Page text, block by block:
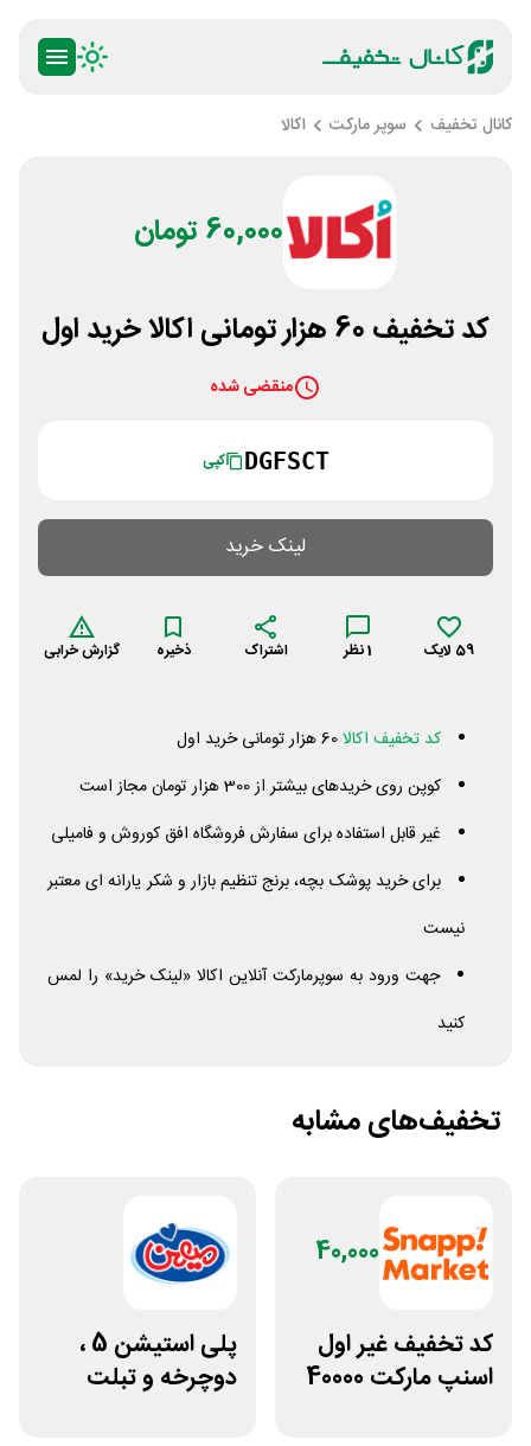
کانال تخفیف سوپر مارکت اکالا
60,000 تومان
کد تخفیف 60 هزار تومانی اکالا خرید اول
منقضی شده
DGFSCT کپی
لینک خرید
59 لایک 1نظر اشتراک ذخیره گزارش خرابی
کد تخفیف اکالا
کوپن روی خریدهای بیشتر از 300 هزار تومان مجاز است
غیر قابل استفاده برای سفارش فروشگاه افق کوروش و فامیلی
برای خرید پوشک بچه، برنج تنظیم بازار و شکر یارانه ای معتبر
نیست
جهت ورود به سوپرمارکت آنلاین اکالا «لینک خرید» را لمس
کنید
تخفیف‌های مشابه
40,000
کد تخفیف غیر اول
اسنپ مارکت 40000
پلی استیشن 5 ،
دوچرخه و تبلت